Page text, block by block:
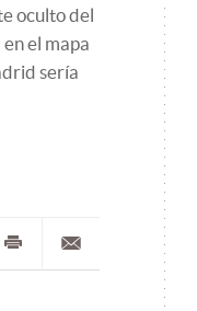
oculto del
el mapa
sería